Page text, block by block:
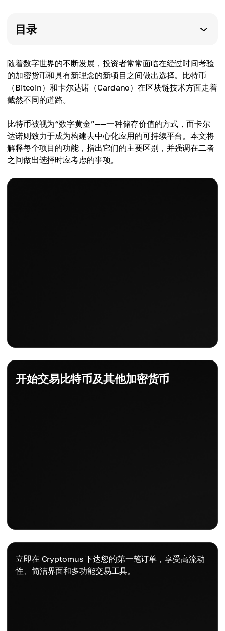
目录
随着数字世界的不断发展，投资者常常面临在经过时间考验
的加密货币和具有新理念的新项目之间做出选择。比特币
（Bitcoin）和卡尔达诺（Cardano）在区块链技术方面走着
截然不同的道路。
比特币被视为“数字黄金”——一种储存价值的方式，而卡尔
达诺则致力于成为构建去中心化应用的可持续平台。本文将
解释每个项目的功能，指出它们的主要区别，并强调在二者
之间做出选择时应考虑的事项。
开始交易比特币及其他加密货币
立即在 Cryptomus 下达您的第一笔订单，享受高流动
性、简洁界面和多功能交易工具。